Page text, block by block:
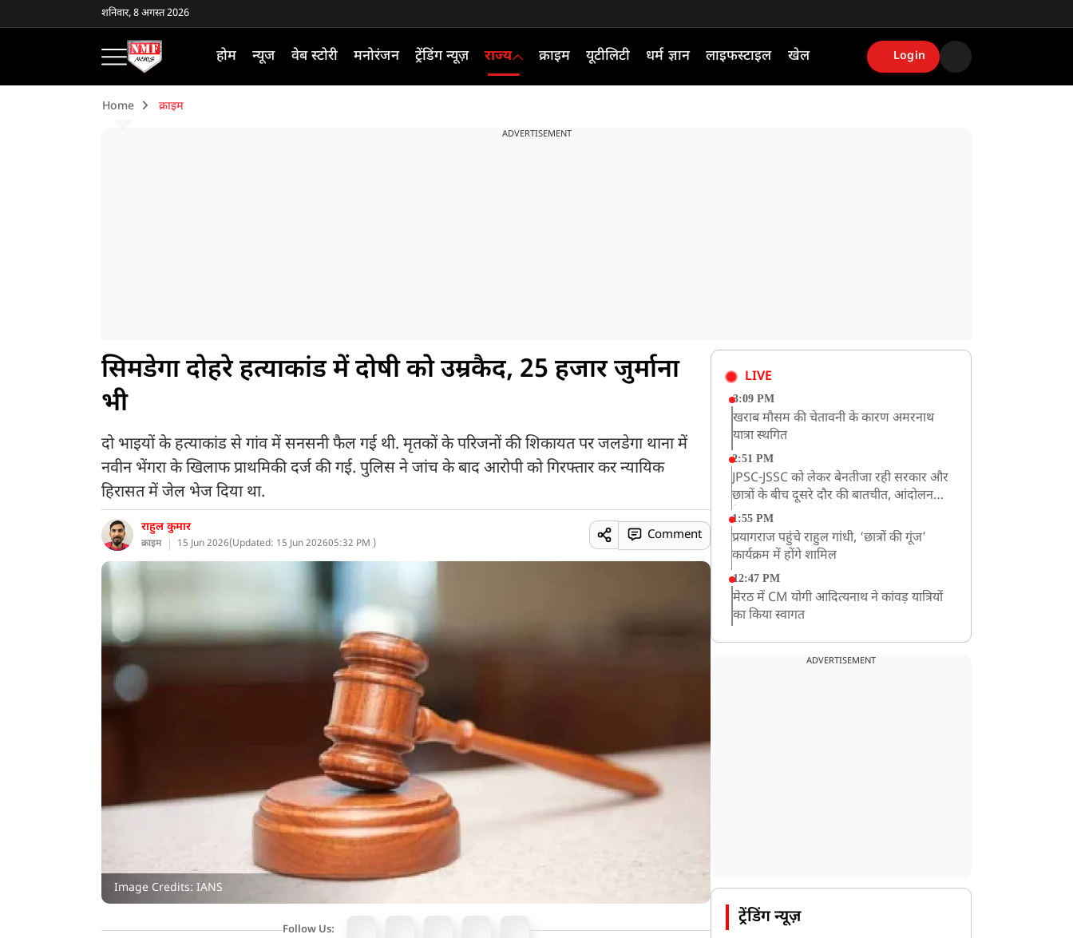
शनिवार, 8 अगस्त 2026
होम न्यूज वेब स्टोरी मनोरंजन ट्रेंडिंग न्यूज़ राज्य क्राइम यूटीलिटी धर्म ज्ञान लाइफस्टाइल खेल Login
Home क्राइम
ADVERTISEMENT
सिमडेगा दोहरे हत्याकांड में दोषी को उम्रकैद, 25 हजार जुर्माना
भी
दो भाइयों के हत्याकांड से गांव में सनसनी फैल गई थी. मृतकों के परिजनों की शिकायत पर जलडेगा थाना में
नवीन भेंगरा के खिलाफ प्राथमिकी दर्ज की गई. पुलिस ने जांच के बाद आरोपी को गिरफ्तार कर न्यायिक
हिरासत में जेल भेज दिया था.
राहुल कुमार
क्राइम 15 Jun 2026(Updated: 15 Jun 202605:32 PM )
Comment
Image Credits: IANS
Follow Us:
LIVE
3:09 PM
खराब मौसम की चेतावनी के कारण अमरनाथ
यात्रा स्थगित
2:51 PM
JPSC-JSSC को लेकर बेनतीजा रही सरकार और
छात्रों के बीच दूसरे दौर की बातचीत, आंदोलन
तेज
1:55 PM
प्रयागराज पहुंचे राहुल गांधी, ‘छात्रों की गूंज’
कार्यक्रम में होंगे शामिल
12:47 PM
मेरठ में CM योगी आदित्यनाथ ने कांवड़ यात्रियों
का किया स्वागत
असम बाढ़: 13 जिलों में 15 लाख से ज्यादा लोग
ADVERTISEMENT
ट्रेंडिंग न्यूज़